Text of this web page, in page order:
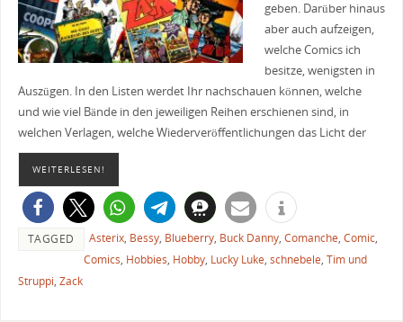
geben. Darüber hinaus
aber auch aufzeigen,
welche Comics ich
besitze, wenigsten in
Auszügen. In den Listen werdet Ihr nachschauen können, welche
und wie viel Bände in den jeweiligen Reihen erschienen sind, in
welchen Verlagen, welche Wiederveröffentlichungen das Licht der
WEITERLESEN!
TAGGED Asterix, Bessy, Blueberry, Buck Danny, Comanche, Comic,
Comics, Hobbies, Hobby, Lucky Luke, schnebele, Tim und
Struppi, Zack